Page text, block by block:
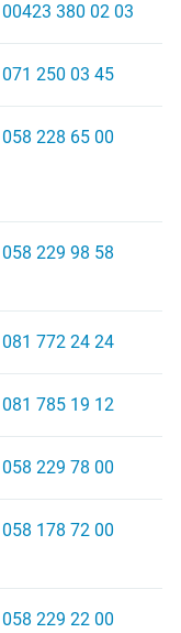
00423 380 02 03
071 250 03 45
058 228 65 00
058 229 98 58
081 772 24 24
081 785 19 12
058 229 78 00
058 178 72 00
058 229 22 00